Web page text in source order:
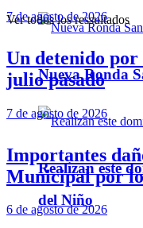
Nueva Ronda
Realizan este
del Niño
Ver todos los ressultados
7 de agosto de 2026
Un detenido
julio pasado
7 de agosto de 2026
Importantes
Municipal por
6 de agosto de 2026